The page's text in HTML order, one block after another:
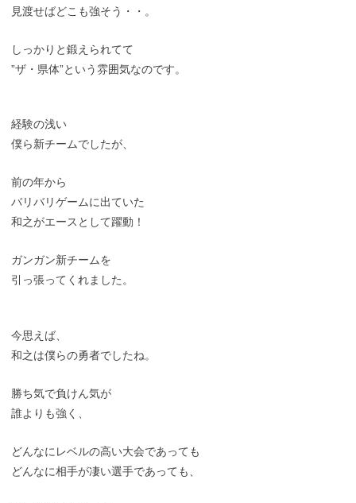
見渡せばどこも強そう・・。
しっかりと鍛えられてて
”ザ・県体”という雰囲気なのです。
経験の浅い
僕ら新チームでしたが、
前の年から
バリバリゲームに出ていた
和之がエースとして躍動！
ガンガン新チームを
引っ張ってくれました。
今思えば、
和之は僕らの勇者でしたね。
勝ち気で負けん気が
誰よりも強く、
どんなにレベルの高い大会であっても
どんなに相手が凄い選手であっても、